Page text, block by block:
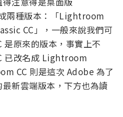
兩種版本：「Lightroom
CC」，一般來說我們可
原來的版本，事實上不
已改名成 Lightroom
CC 則是這次 Adobe 為了
新雲端版本，下方也為讀